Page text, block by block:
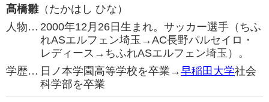
髙橋雛（たかはし ひな）
人物… 2000年12月26日生まれ。サッカー選手（ちふ
れASエルフェン埼玉→AC長野パルセイロ・
レディース→ちふれASエルフェン埼玉）。
学歴… 日ノ本学園高等学校を卒業→早稲田大学社会
科学部を卒業